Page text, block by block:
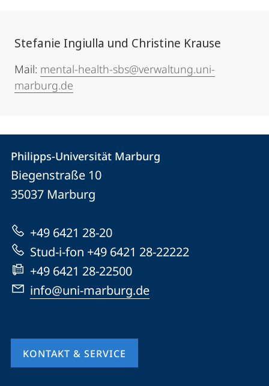
Stefanie Ingiulla und Christine Krause
Mail: mental-health-sbs@verwaltung.uni-
marburg.de
Kontakt
und
Informationen
zur
Website
Kontaktinformationen
Philipps-
Universität
Philipps-Universität Marburg
Biegenstraße 10
35037 Marburg
+49 6421 28-20
Stud-i-fon +49 6421 28-22222
+49 6421 28-22500
info@uni-marburg.de
KONTAKT & SERVICE